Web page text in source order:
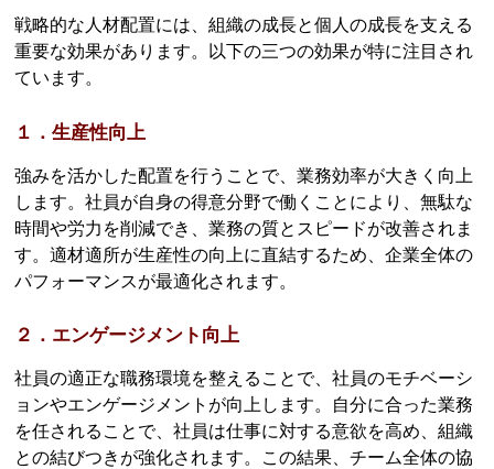
戦略的な人材配置には、組織の成長と個人の成長を支える
重要な効果があります。以下の三つの効果が特に注目され
ています。
１．生産性向上
強みを活かした配置を行うことで、業務効率が大きく向上
します。社員が自身の得意分野で働くことにより、無駄な
時間や労力を削減でき、業務の質とスピードが改善されま
す。適材適所が生産性の向上に直結するため、企業全体の
パフォーマンスが最適化されます。
２．エンゲージメント向上
社員の適正な職務環境を整えることで、社員のモチベーシ
ョンやエンゲージメントが向上します。自分に合った業務
を任されることで、社員は仕事に対する意欲を高め、組織
との結びつきが強化されます。この結果、チーム全体の協